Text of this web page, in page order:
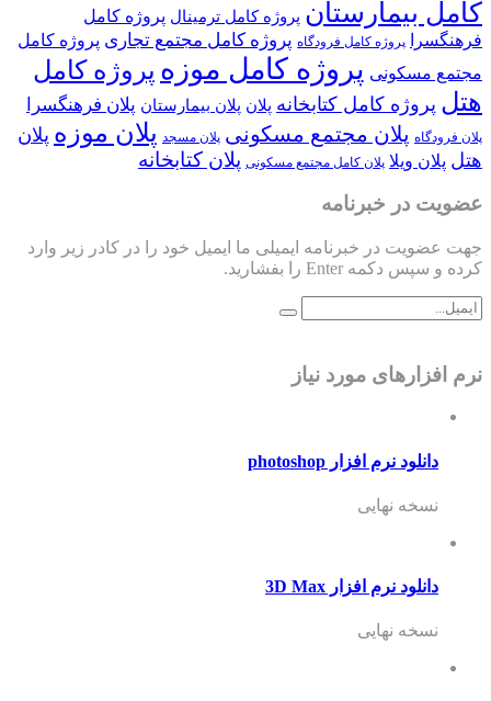
کامل بیمارستان پروژه کامل ترمینال پروژه کامل
فرهنگسرا
پروژه کامل فرودگاه پروژه کامل مجتمع تجاری پروژه کامل
مجتمع مسکونی پروژه کامل موزه پروژه کامل
هتل پروژه کامل کتابخانه پلان پلان بیمارستان پلان فرهنگسرا
پلان فرودگاه پلان مجتمع مسکونی پلان مسجد پلان موزه پلان
هتل پلان ویلا پلان کامل مجتمع مسکونی پلان کتابخانه
عضویت در خبرنامه
جهت عضویت در خبرنامه ایمیلی ما ایمیل خود را در کادر زیر وارد
کرده و سپس دکمه Enter را بفشارید.
نرم افزارهای مورد نیاز
دانلود نرم افزار photoshop
نسخه نهایی
دانلود نرم افزار 3D Max
نسخه نهایی